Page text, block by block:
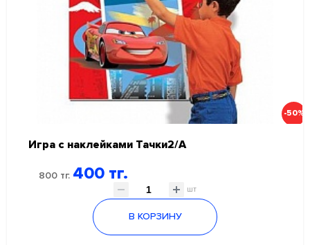
-50%
Игра с наклейками Тачки2/А
800 тг. 400 тг.
шт
В КОРЗИНУ